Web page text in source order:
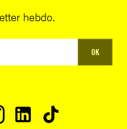
hebdo.
OK